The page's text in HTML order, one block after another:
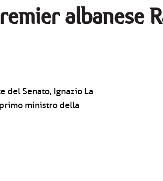
albanese
del Senato, Ignazio La
ministro della